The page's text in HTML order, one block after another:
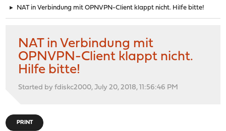
► NAT in Verbindung mit OPNVPN-Client klappt nicht. Hilfe bitte!
NAT in Verbindung mit
OPNVPN-Client klappt nicht.
Hilfe bitte!
Started by fdiskc2000, July 20, 2018, 11:56:46 PM
PRINT